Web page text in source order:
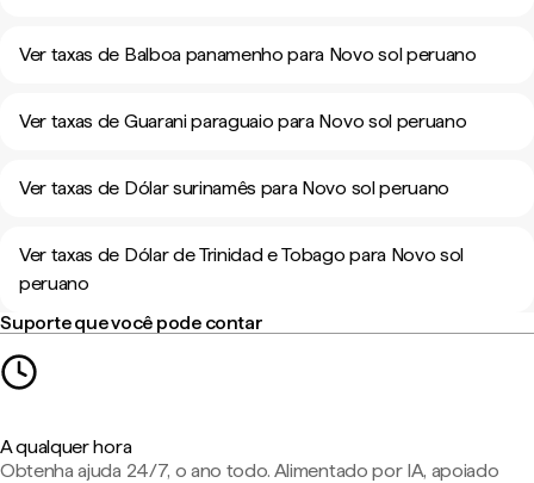
Ver taxas de Balboa panamenho para Novo sol peruano
Ver taxas de Guarani paraguaio para Novo sol peruano
Ver taxas de Dólar surinamês para Novo sol peruano
Ver taxas de Dólar de Trinidad e Tobago para Novo sol
peruano
Suporte que você pode contar
A qualquer hora
Obtenha ajuda 24/7, o ano todo. Alimentado por IA, apoiado